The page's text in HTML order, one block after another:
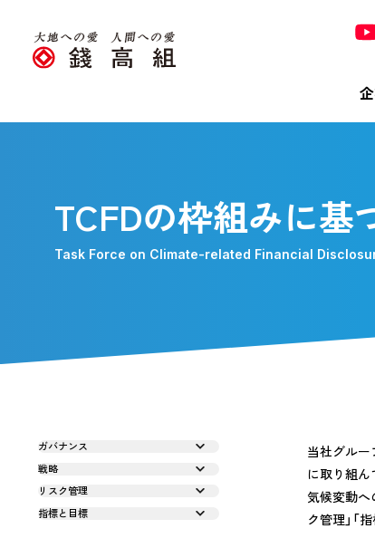
「
「
開
山
株
TCFDの枠組みに基
Task Force on Climate-related Financial
ガバナンス
戦略
リスク管理
指標と目標
当社グルー
に取り組ん
気候変動へ
ク管理」「